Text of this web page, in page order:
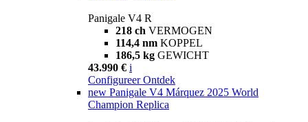
Panigale V4 R
218 ch VERMOGEN
114,4 nm KOPPEL
186,5 kg GEWICHT
43.990 € i
Configureer Ontdek
new Panigale V4 Márquez 2025 World
Champion Replica